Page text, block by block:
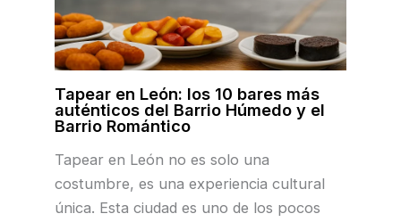
Tapear en León: los 10 bares más
auténticos del Barrio Húmedo y el
Barrio Romántico
Tapear en León no es solo una
costumbre, es una experiencia cultural
única. Esta ciudad es uno de los pocos